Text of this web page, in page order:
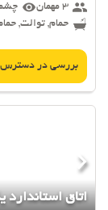
3 مهمان
چشم
حمام, توالت,
بررسی در دسترس
اتاق استاندارد